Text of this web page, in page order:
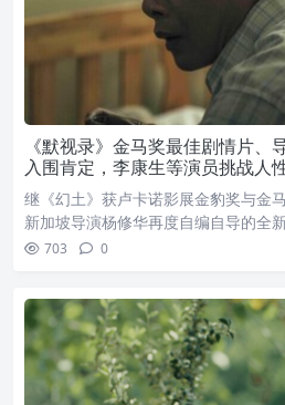
《默视录》金马奖最佳剧情片、
入围肯定，李康生等演员挑战人
继《幻土》获卢卡诺影展金豹奖与金
新加坡导演杨修华再度自编自导的全
703 0